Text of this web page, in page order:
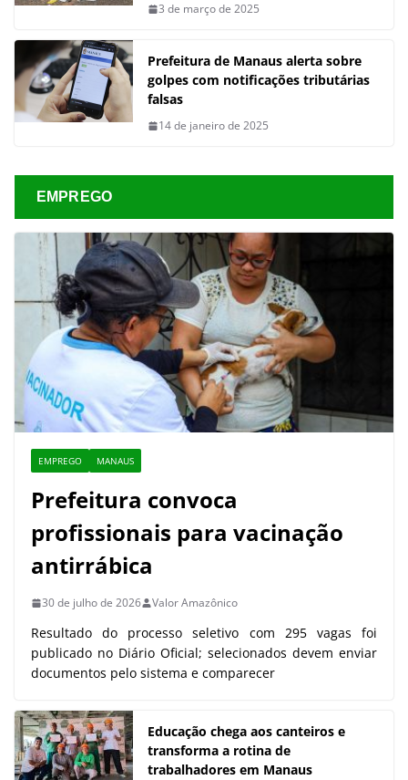
3 de março de 2025
Prefeitura de Manaus alerta sobre
golpes com notificações tributárias
falsas
14 de janeiro de 2025
EMPREGO
EMPREGO MANAUS
Prefeitura convoca
profissionais para vacinação
antirrábica
30 de julho de 2026 Valor Amazônico
Resultado do processo seletivo com 295 vagas foi
publicado no Diário Oficial; selecionados devem enviar
documentos pelo sistema e comparecer
Educação chega aos canteiros e
transforma a rotina de
trabalhadores em Manaus